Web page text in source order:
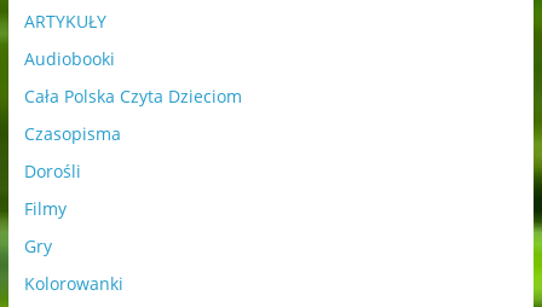
ARTYKUŁY
Audiobooki
Cała Polska Czyta Dzieciom
Czasopisma
Dorośli
Filmy
Gry
Kolorowanki